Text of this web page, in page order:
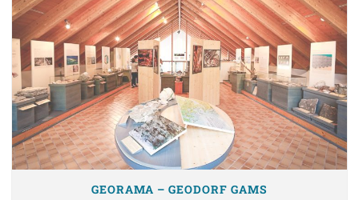
GEORAMA – GEODORF GAMS